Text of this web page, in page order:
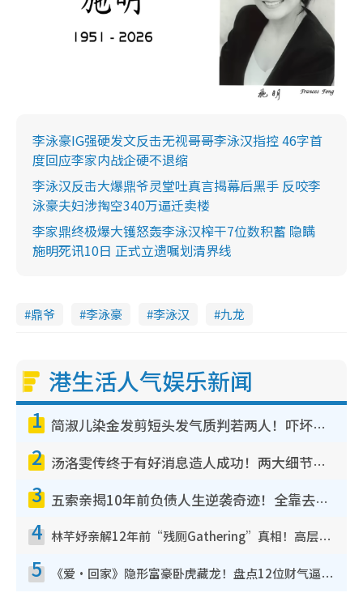
李泳豪IG强硬发文反击无视哥哥李泳汉指控 46字首
度回应李家内战企硬不退缩
李泳汉反击大爆鼎爷灵堂吐真言揭幕后黑手 反咬李
泳豪夫妇涉掏空340万逼迁卖楼
李家鼎终极爆大镬怒轰李泳汉榨干7位数积蓄 隐瞒
施明死讯10日 正式立遗嘱划清界线
鼎爷 李泳豪 李泳汉 九龙
港生活人气娱乐新闻
1 简淑儿染金发剪短头发气质判若两人！吓坏老公麦大力都认不出：“你做什么？”
2 汤洛雯传终于有好消息造人成功！两大细节曝孕味极浓引猜测：大肚婆先会咁！
3 五索亲揭10年前负债人生逆袭奇迹！全靠去一地方转运后即遇上马先生
4 林芊妤亲解12年前“残厕Gathering”真相！高层解约一句话重创尊严，至今拒返TVB
5 《爱·回家》隐形富豪卧虎藏龙！盘点12位财气逼人的有钱艺人：这位美女3亿身家不愁做